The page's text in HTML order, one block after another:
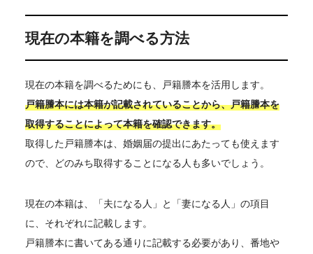
現在の本籍を調べる方法
現在の本籍を調べるためにも、戸籍謄本を活用します。
戸籍謄本には本籍が記載されていることから、戸籍謄本を
取得することによって本籍を確認できます。
取得した戸籍謄本は、婚姻届の提出にあたっても使えます
ので、どのみち取得することになる人も多いでしょう。
現在の本籍は、「夫になる人」と「妻になる人」の項目
に、それぞれに記載します。
戸籍謄本に書いてある通りに記載する必要があり、番地や